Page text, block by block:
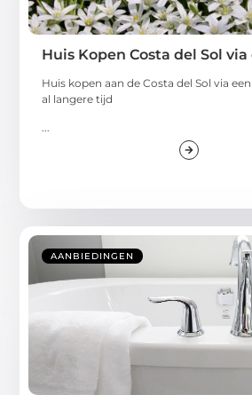
Huis Kopen Costa del Sol
Huis kopen aan de Costa del Sol via
al langere tijd
AANBIEDINGEN